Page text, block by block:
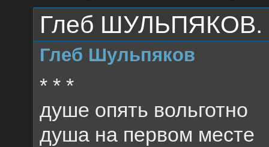
Глеб ШУЛЬПЯКОВ.
Глеб Шульпяков
* * *
душе опять вольготно
душа на первом месте